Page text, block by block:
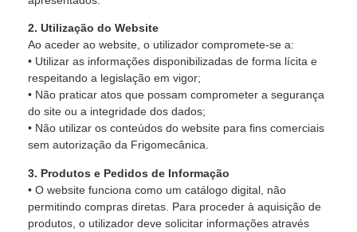
2. Utilização do Website
Ao aceder ao website, o utilizador compromete-se a:
• Utilizar as informações disponibilizadas de forma lícita e
respeitando a legislação em vigor;
• Não praticar atos que possam comprometer a segurança
do site ou a integridade dos dados;
• Não utilizar os conteúdos do website para fins comerciais
sem autorização da Frigomecânica.
3. Produtos e Pedidos de Informação
• O website funciona como um catálogo digital, não
permitindo compras diretas. Para proceder à aquisição de
produtos, o utilizador deve solicitar informações através